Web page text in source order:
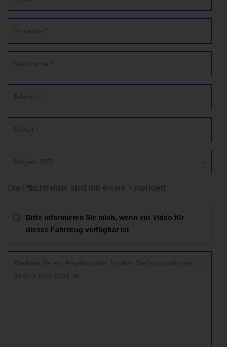
Die Pflichtfelder sind mit einem * markiert.
Bitte informieren Sie mich, wenn ein Video für
dieses Fahrzeug verfügbar ist